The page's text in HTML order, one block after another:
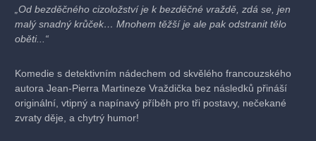
„Od bezděčného cizoložství je k bezděčné vraždě, zdá se, jen
malý snadný krůček… Mnohem těžší je ale pak odstranit tělo
oběti...“
Komedie s detektivním nádechem od skvělého francouzského
autora Jean-Pierra Martineze Vraždička bez následků přináší
originální, vtipný a napínavý příběh pro tři postavy, nečekané
zvraty děje, a chytrý humor!